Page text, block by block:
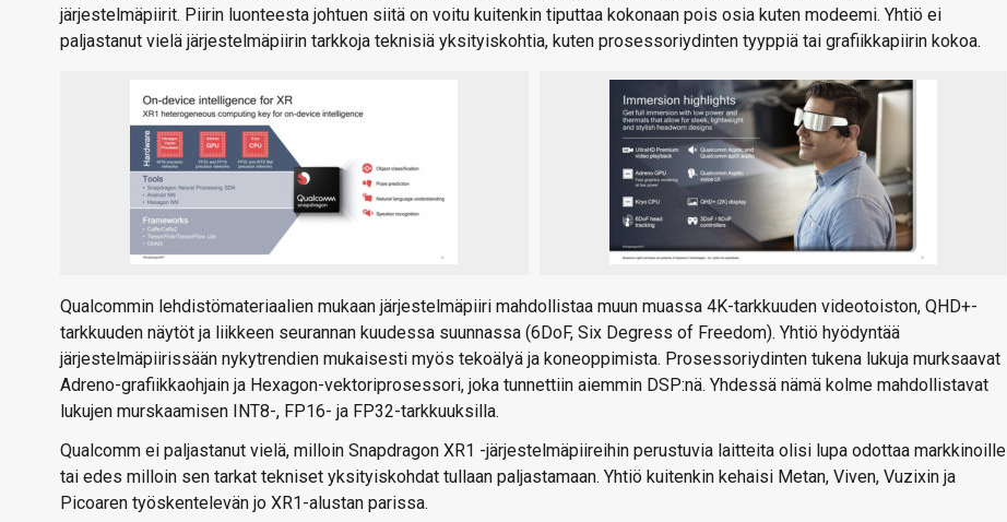
järjestelmäpiirit. Piirin luonteesta johtuen siitä on voitu kuitenkin tiputtaa kokonaan pois osia kuten modeemi. Yhtiö ei
paljastanut vielä järjestelmäpiirin tarkkoja teknisiä yksityiskohtia, kuten prosessoriydinten tyyppiä tai grafiikkapiirin kokoa.
Qualcommin lehdistömateriaalien mukaan järjestelmäpiiri mahdollistaa muun muassa 4K-tarkkuuden videotoiston, QHD+-
tarkkuuden näytöt ja liikkeen seurannan kuudessa suunnassa (6DoF, Six Degress of Freedom). Yhtiö hyödyntää
järjestelmäpiirissään nykytrendien mukaisesti myös tekoälyä ja koneoppimista. Prosessoriydinten tukena lukuja murksaavat
Adreno-grafiikkaohjain ja Hexagon-vektoriprosessori, joka tunnettiin aiemmin DSP:nä. Yhdessä nämä kolme mahdollistavat
lukujen murskaamisen INT8-, FP16- ja FP32-tarkkuuksilla.
Qualcomm ei paljastanut vielä, milloin Snapdragon XR1 -järjestelmäpiireihin perustuvia laitteita olisi lupa odottaa markkinoille
tai edes milloin sen tarkat tekniset yksityiskohdat tullaan paljastamaan. Yhtiö kuitenkin kehaisi Metan, Viven, Vuzixin ja
Picoaren työskentelevän jo XR1-alustan parissa.